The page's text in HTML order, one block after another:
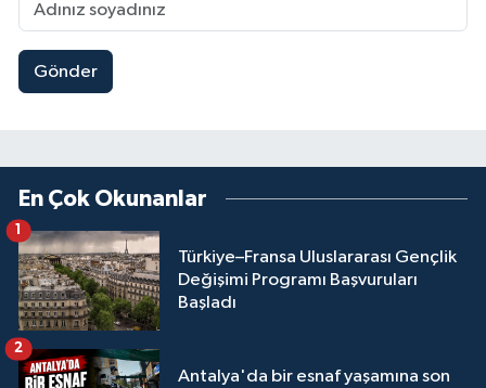
Gönder
En Çok Okunanlar
Türkiye–Fransa Uluslararası Gençlik
Değişimi Programı Başvuruları
Başladı
1
Antalya'da bir esnaf yaşamına son
2